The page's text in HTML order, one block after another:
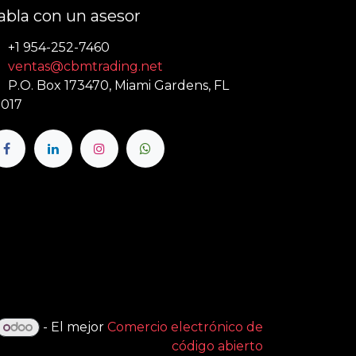
con un asesor
+1 954-252-7460
ventas@cbmtrading.net
P.O. Box 173470, Miami Gardens, FL
- El mejor Comercio electrónico de
código abierto